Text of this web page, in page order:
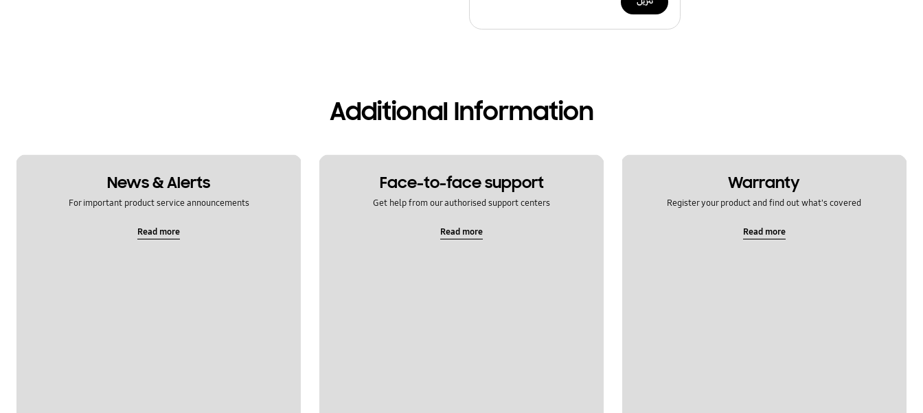
Additional Information
Warranty
Register your product and find out what's covered
Read more
Face-to-face support
Get help from our authorised support centers
Read more
News & Alerts
For important product service announcements
Read more